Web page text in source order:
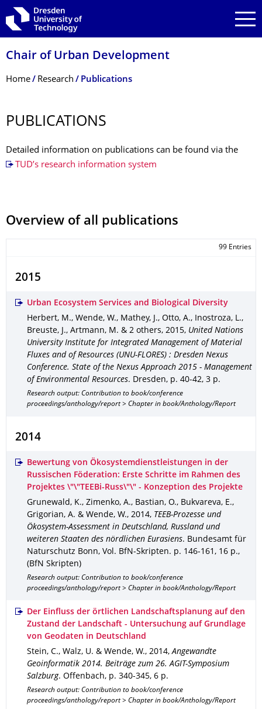
Skip to main navigation
Skip to search
Skip to content
Chair of Urban Development
Breadcrumb Menu
Home Research Publications
PUBLICATIONS
Detailed information on publications can be found via the
TUD’s research information system
Overview of all publications
99 Entries
2015
Urban Ecosystem Services and Biological Diversity
Herbert, M., Wende, W., Mathey, J., Otto, A., Inostroza, L.,
Breuste, J., Artmann, M. & 2 others, 2015, United Nations
University Institute for Integrated Management of Material
Fluxes and of Resources (UNU-FLORES) : Dresden Nexus
Conference. State of the Nexus Approach 2015 - Management
of Environmental Resources. Dresden, p. 40-42, 3 p.
Research output: Contribution to book/conference
proceedings/anthology/report > Chapter in book/Anthology/Report
2014
Bewertung von Ökosystemdienstleistungen in der
Russischen Föderation: Erste Schritte im Rahmen des
Projektes \"\"TEEBi-Russ\"\" - Konzeption des Projekte
Grunewald, K., Zimenko, A., Bastian, O., Bukvareva, E.,
Grigorian, A. & Wende, W., 2014, TEEB-Prozesse und
Ökosystem-Assessment in Deutschland, Russland und
weiteren Staaten des nördlichen Eurasiens. Bundesamt für
Naturschutz Bonn, Vol. BfN-Skripten. p. 146-161 , 16 p.,
(BfN Skripten)
Research output: Contribution to book/conference
proceedings/anthology/report > Chapter in book/Anthology/Report
Der Einfluss der örtlichen Landschaftsplanung auf den
Zustand der Landschaft - Untersuchung auf Grundlage
von Geodaten in Deutschland
Stein, C., Walz, U. & Wende, W., 2014,Angewandte
Geoinformatik 2014. Beiträge zum 26. AGIT-Symposium
Salzburg. Offenbach, p. 340-345, 6 p.
Research output: Contribution to book/conference
proceedings/anthology/report > Chapter in book/Anthology/Report